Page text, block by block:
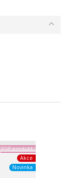
TOP produkt
Akce
Novinka